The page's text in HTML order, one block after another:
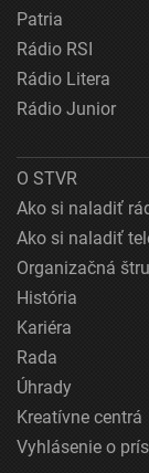
Patria
Rádio RSI
Rádio Litera
Rádio Junior
O STVR
Ako si naladiť
Ako si naladiť
Organizačná
História
Kariéra
Rada
Úhrady
Kreatívne centrá
Vyhlásenie o